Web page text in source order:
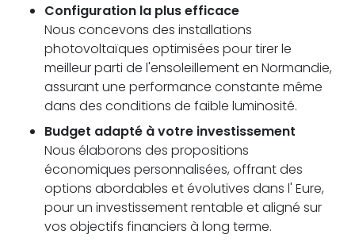
Configuration la plus efficace
Nous concevons des installations
photovoltaïques optimisées pour tirer le
meilleur parti de l'ensoleillement en Normandie,
assurant une performance constante même
dans des conditions de faible luminosité.
Budget adapté à votre investissement
Nous élaborons des propositions
économiques personnalisées, offrant des
options abordables et évolutives dans l' Eure,
pour un investissement rentable et aligné sur
vos objectifs financiers à long terme.